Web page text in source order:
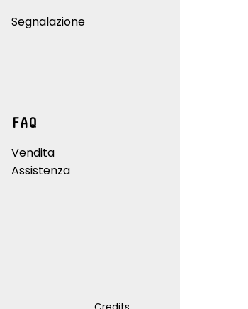
Segnalazione
FAQ
Vendita
Assistenza